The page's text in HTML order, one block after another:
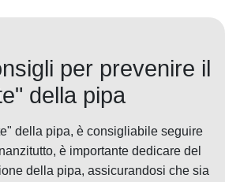
per prevenire il
della pipa
della pipa, è consigliabile seguire
è importante dedicare del
della pipa, assicurandosi che sia